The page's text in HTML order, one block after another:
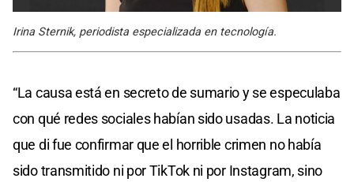
Irina Sternik, periodista especializada en tecnología.
“La causa está en secreto de sumario y se especulaba
con qué redes sociales habían sido usadas. La noticia
que di fue confirmar que el horrible crimen no había
sido transmitido ni por TikTok ni por Instagram, sino